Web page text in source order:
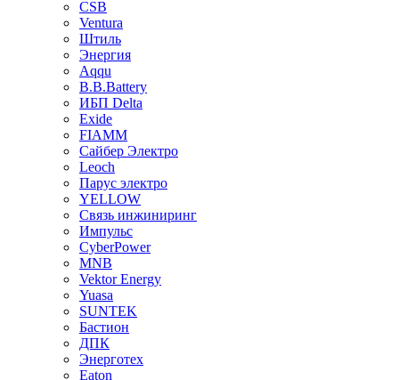
CSB
Ventura
Штиль
Энергия
Aqqu
B.B.Bаttery
ИБП Delta
Exide
FIAMM
Сайбер Электро
Leoch
Парус электро
YELLOW
Связь инжиниринг
Импульс
CyberPower
MNB
Vektor Energy
Yuasa
SUNTEK
Бастион
ДПК
Энерготех
Eaton